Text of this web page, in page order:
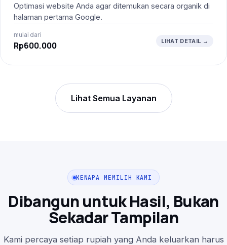
Optimasi website Anda agar ditemukan secara organik di
halaman pertama Google.
mulai dari
Rp600.000 LIHAT DETAIL →
Lihat Semua Layanan
KENAPA MEMILIH KAMI
Dibangun untuk Hasil, Bukan
Sekadar Tampilan
Kami percaya setiap rupiah yang Anda keluarkan harus